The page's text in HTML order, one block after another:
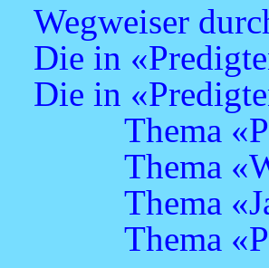
Wegweiser
Die in
Die in
Thema
Thema
Thema
Thema